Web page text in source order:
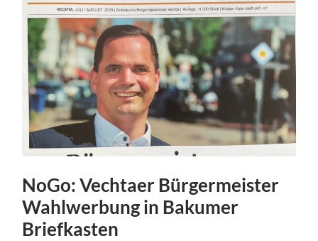
NoGo: Vechtaer Bürgermeister
Wahlwerbung in Bakumer
Briefkasten